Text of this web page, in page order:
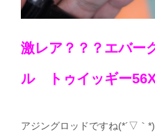
激レア？？？エバ
ル トゥイッギー
アジングロッドですね(*´▽｀*)